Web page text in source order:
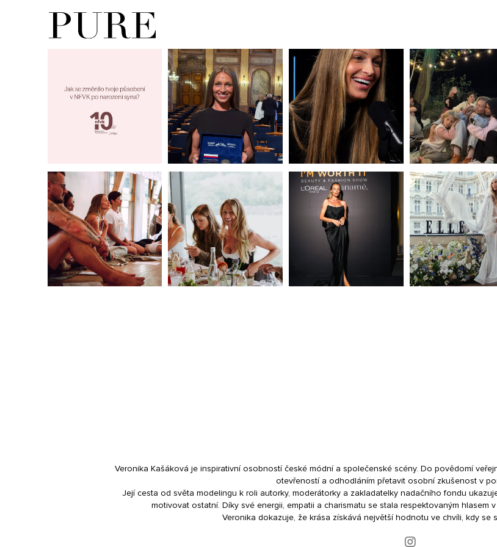
Veronika Kašáková je inspirativní osobností české módní a společenské scény. Do povědomí
otevřeností a odhodláním přetavit osobní zkušenost v
Její cesta od světa modelingu k roli autorky, moderátorky a zakladatelky nadačního fondu
motivovat ostatní. Díky své energii, empatii a charismatu se stala respektovaným hlasem
Veronika dokazuje, že krása získává největší hodnotu ve chvíli, kdy se